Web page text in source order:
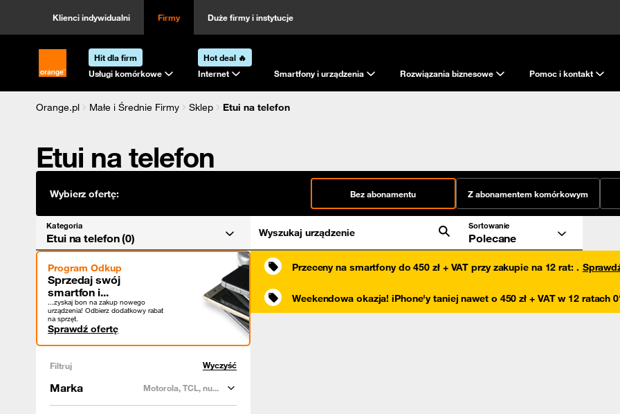
Klienci indywidualni Firmy Duże firmy i instytucje
Strona główna Orange.pl
Hit dla firm
Usługi komórkowe
Hot deal 🔥
Internet
Smartfony i urządzenia Rozwiązania biznesowe Pomoc i kontakt
Orange.pl Małe i Średnie Firmy Sklep
Etui na telefon
Etui na telefon
Wybierz ofertę: Bez abonamentu Z abonamentem komórkowym
Kategoria
Etui na telefon (0) Wyszukaj urządzenie
Sortowanie
Polecane
Program Odkup
Sprzedaj swój
smartfon i...
...zyskaj bon na zakup nowego
urządzenia! Odbierz dodatkowy rabat
na sprzęt.
Sprawdź ofertę
Filtruj Wyczyść
Marka Motorola, TCL, nu...
Przeceny na smartfony do 450 zł + VAT przy zakupie na 12 rat: .
Weekendowa okazja! iPhone'y taniej nawet o 450 zł + VAT w 12 ratach